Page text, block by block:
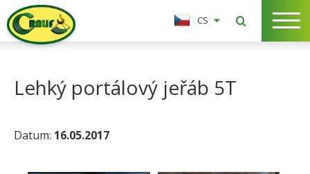
CS
Lehký portálový jeřáb 5T
Datum: 16.05.2017